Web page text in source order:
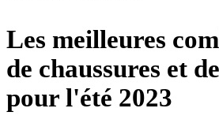
Les meilleures
de chaussures et
pour l'été 2023